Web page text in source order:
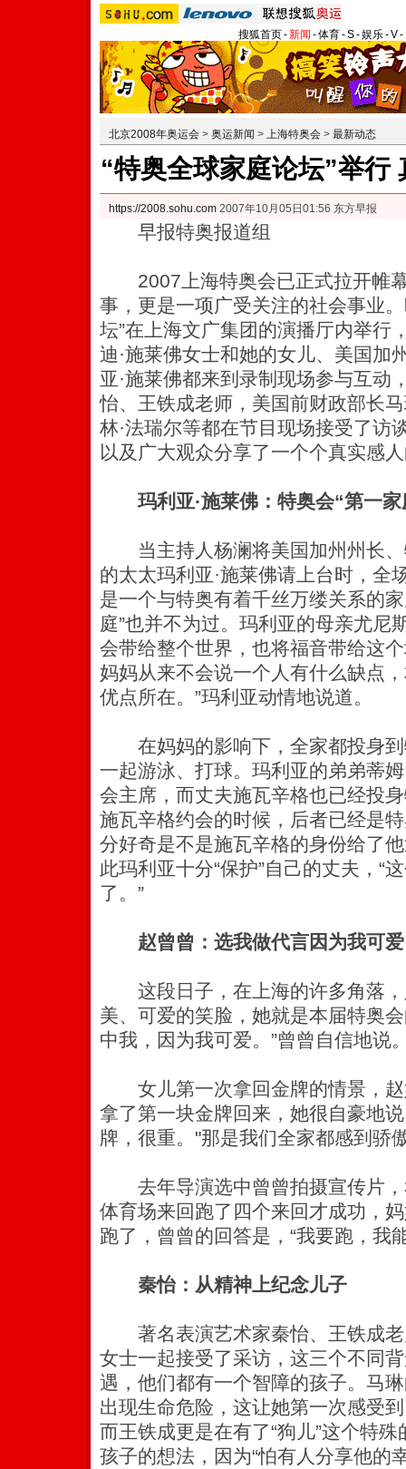
搜狐首页-新闻 -体育-S-娱乐-V-
北京2008年奥运会 > 奥运新闻 > 上海特奥会 > 最新动态
“特奥全球家庭论坛”举行
https://2008.sohu.com 2007年10月05日01:56 东方早报
早报特奥报道组
2007上海特奥会已正式拉开帷幕
事，更是一项广受关注的社会事业
坛”在上海文广集团的演播厅内举行
迪·施莱佛女士和她的女儿、美国加
亚·施莱佛都来到录制现场参与互动
怡、王铁成老师，美国前财政部长
林·法瑞尔等都在节目现场接受了访
以及广大观众分享了一个个真实感
玛利亚·施莱佛：特奥会“第一家
当主持人杨澜将美国加州州长、
的太太玛利亚·施莱佛请上台时，全
是一个与特奥有着千丝万缕关系的
庭”也并不为过。玛利亚的母亲尤尼
会带给整个世界，也将福音带给这
妈妈从来不会说一个人有什么缺点
优点所在。”玛利亚动情地说道。
在妈妈的影响下，全家都投身到
一起游泳、打球。玛利亚的弟弟蒂
会主席，而丈夫施瓦辛格也已经投
施瓦辛格约会的时候，后者已经是
分好奇是不是施瓦辛格的身份给了
此玛利亚十分“保护”自己的丈夫，“
了。”
赵曾曾：选我做代言因为我可爱
这段日子，在上海的许多角落，
美、可爱的笑脸，她就是本届特奥
中我，因为我可爱。”曾曾自信地说
女儿第一次拿回金牌的情景，赵
拿了第一块金牌回来，她很自豪地
牌，很重。"那是我们全家都感到骄
去年导演选中曾曾拍摄宣传片，
体育场来回跑了四个来回才成功，
跑了，曾曾的回答是，“我要跑，我
秦怡：从精神上纪念儿子
著名表演艺术家秦怡、王铁成老
女士一起接受了采访，这三个不同
遇，他们都有一个智障的孩子。马
出现生命危险，这让她第一次感受
而王铁成更是在有了“狗儿”这个特
孩子的想法，因为“怕有人分享他的